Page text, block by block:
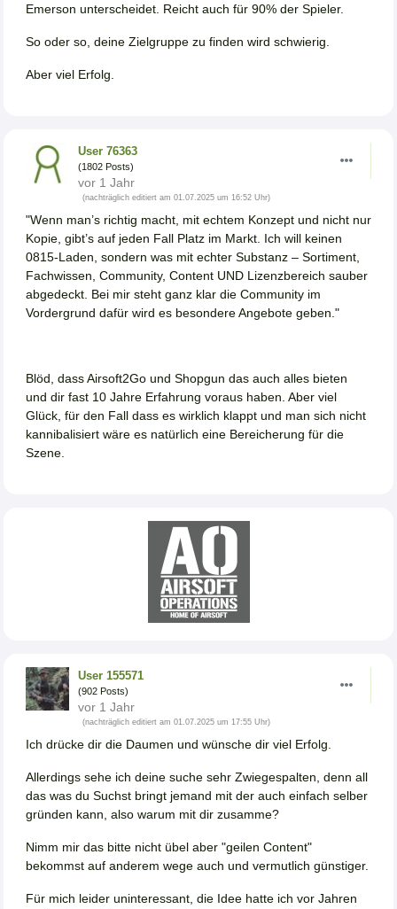
Emerson unterscheidet. Reicht auch für 90% der Spieler.
So oder so, deine Zielgruppe zu finden wird schwierig.
Aber viel Erfolg.
User 76363
(1802 Posts)
vor 1 Jahr
(nachträglich editiert am 01.07.2025 um 16:52 Uhr)
"Wenn man’s richtig macht, mit echtem Konzept und nicht nur
Kopie, gibt’s auf jeden Fall Platz im Markt. Ich will keinen
0815-Laden, sondern was mit echter Substanz – Sortiment,
Fachwissen, Community, Content UND Lizenzbereich sauber
abgedeckt. Bei mir steht ganz klar die Community im
Vordergrund dafür wird es besondere Angebote geben."
Blöd, dass Airsoft2Go und Shopgun das auch alles bieten
und dir fast 10 Jahre Erfahrung voraus haben. Aber viel
Glück, für den Fall dass es wirklich klappt und man sich nicht
kannibalisiert wäre es natürlich eine Bereicherung für die
Szene.
User 155571
(902 Posts)
vor 1 Jahr
(nachträglich editiert am 01.07.2025 um 17:55 Uhr)
Ich drücke dir die Daumen und wünsche dir viel Erfolg.
Allerdings sehe ich deine suche sehr Zwiegespalten, denn all
das was du Suchst bringt jemand mit der auch einfach selber
gründen kann, also warum mit dir zusamme?
Nimm mir das bitte nicht übel aber "geilen Content"
bekommst auf anderem wege auch und vermutlich günstiger.
Für mich leider uninteressant, die Idee hatte ich vor Jahren